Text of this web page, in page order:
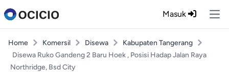
Masuk
Home Komersil Disewa
Kabupaten Tangerang
Disewa Ruko Gandeng 2 Baru Hoek , Posisi Hadap Jalan Raya
Northridge, Bsd City